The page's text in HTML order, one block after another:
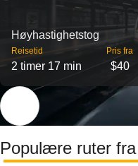
Høyhastighetstog
Reisetid
2 timer 17 min
Pris fra
$40
Populære ruter